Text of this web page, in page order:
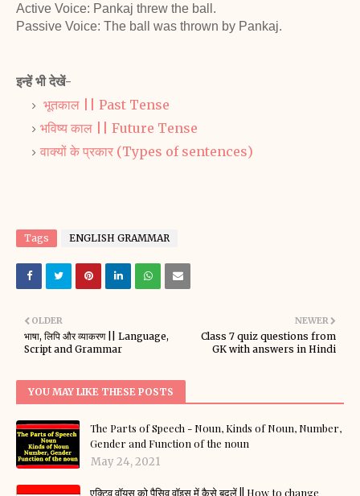
Active Voice: Pankaj threw the ball.
Passive Voice: The ball was thrown by Pankaj.
इन्हें भी देखें-
भूतकाल || Past Tense
भविष्य काल || Future Tense
वाक्यों के प्रकार (Types of sentences)
Tags ENGLISH GRAMMAR
NEWER
Class 7 quiz questions from
GK with answers in Hindi
OLDER
भाषा, लिपि और व्याकरण || Language,
Script and Grammar
YOU MAY LIKE THESE POSTS
The Parts of Speech - Noun, Kinds of Noun, Number,
Gender and Function of the noun
May 24, 2021
एक्टिव वॉयस को पैसिव वॉइस में कैसे बदलें || How to change